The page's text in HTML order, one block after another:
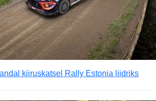
kiiruskatsel Rally Estonia liidriks